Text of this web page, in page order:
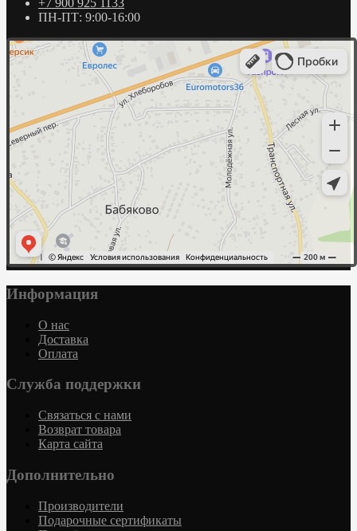
+7 900 925 1133
ПН-ПТ: 9:00-16:00
Информация
О нас
Доставка
Оплата
Служба поддержки
Связаться с нами
Возврат товара
Карта сайта
Дополнительно
Производители
Подарочные сертификаты